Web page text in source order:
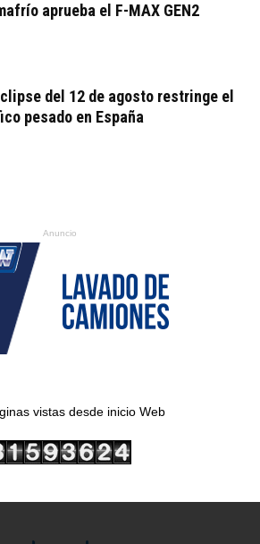
aprueba el F-MAX GEN2
del 12 de agosto restringe el
pesado en España
Anuncio
vistas desde inicio Web